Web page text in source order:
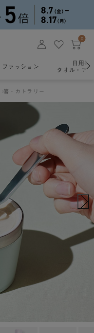
0
ファッション
日用雑
タオル・ア
箸・カトラリー